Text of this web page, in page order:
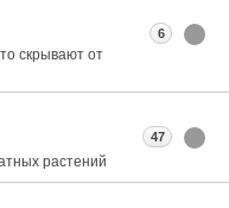
скрывают от
6
растений
47